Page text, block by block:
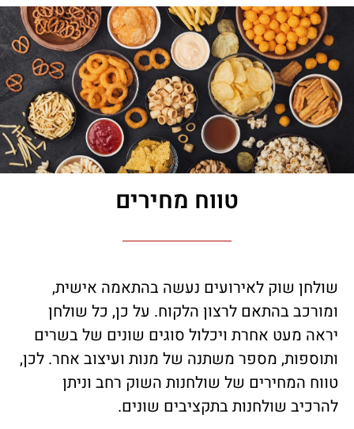
טווח מחירים
שולחן שוק לאירועים נעשה בהתאמה אישית,
ומורכב בהתאם לרצון הלקוח. על כן, כל שולחן
יראה מעט אחרת ויכלול סוגים שונים של בשרים
ותוספות, מספר משתנה של מנות ועיצוב אחר. לכן,
טווח המחירים של שולחנות השוק רחב וניתן
להרכיב שולחנות בתקציבים שונים.